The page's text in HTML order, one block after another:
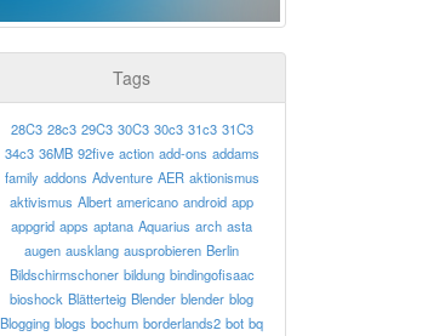
Tags
28C3 28c3 29C3 30C3 30c3 31c3 31C3
34c3 36MB 92five action add-ons addams
family addons Adventure AER aktionismus
aktivismus Albert americano android app
appgrid apps aptana Aquarius arch asta
augen ausklang ausprobieren Berlin
Bildschirmschoner bildung bindingofisaac
bioshock Blätterteig Blender blender blog
Blogging blogs bochum borderlands2 bot bq